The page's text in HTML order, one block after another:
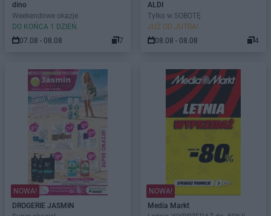
dino
Weekendowe okazje
DO KOŃCA 1 DZIEŃ
07.08 - 08.08
7
ALDI
Tylko w SOBOTĘ
JUŻ OD JUTRA!
08.08 - 08.08
4
NOWA!
DROGERIE JASMIN
NOWA!
Media Markt